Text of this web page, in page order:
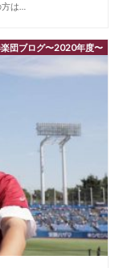
は…
団ブログ〜2020年度〜